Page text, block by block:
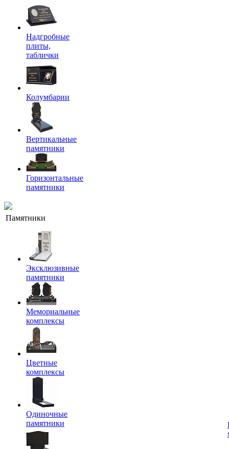
Надгробные
плиты,
таблички
Колумбарии
Вертикальные
памятники
Горизонтальные
памятники
Памятники
Эксклюзивные
памятники
Мемориальные
комплексы
Цветные
комплексы
Одиночные
памятники